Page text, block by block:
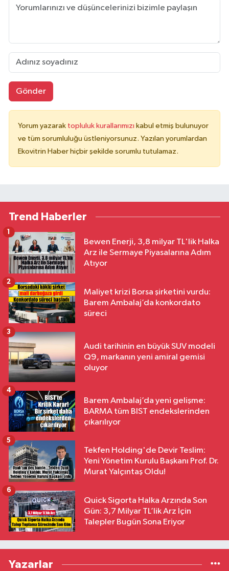
Gönder
Yorum yazarak topluluk kurallarımızı kabul etmiş bulunuyor
ve tüm sorumluluğu üstleniyorsunuz. Yazılan yorumlardan
Ekovitrin Haber hiçbir şekilde sorumlu tutulamaz.
Trend Haberler
Bewen Enerji, 3,8 milyar TL'lik Halka
Arz ile Sermaye Piyasalarına Adım
Atıyor
1
Maliyet krizi Borsa şirketini vurdu:
Barem Ambalaj’da konkordato
süreci
2
Audi tarihinin en büyük SUV modeli
Q9, markanın yeni amiral gemisi
oluyor
3
Barem Ambalaj’da yeni gelişme:
BARMA tüm BIST endekslerinden
çıkarılıyor
4
Tekfen Holding'de Devir Teslim:
Yeni Yönetim Kurulu Başkanı Prof. Dr.
Murat Yalçıntaş Oldu!
5
Quick Sigorta Halka Arzında Son
Gün: 3,7 Milyar TL’lik Arz İçin
Talepler Bugün Sona Eriyor
6
Yazarlar